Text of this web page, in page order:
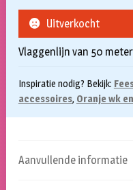
Vlaggenlijn van 50
Inspiratie nodig? Bekijk:
accessoires, Oranje wk
Uitverkocht
Aanvullende informatie